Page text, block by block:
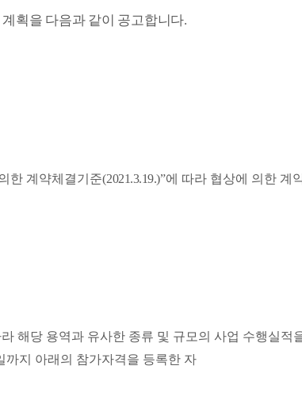
획을 다음과 같이 공고합니다.
한 계약체결기준(2021.3.19.)”에 따라 협상에 의한 계
해당 용역과 유사한 종류 및 규모의 사업 수행실적
까지 아래의 참가자격을 등록한 자